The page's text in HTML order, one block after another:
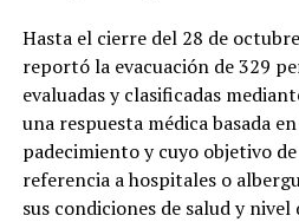
Hasta el cierre del 28 de
reportó la evacuación de 329
evaluadas y clasificadas
una respuesta médica basada
padecimiento y cuyo objetivo
referencia a hospitales o
sus condiciones de salud y nivel